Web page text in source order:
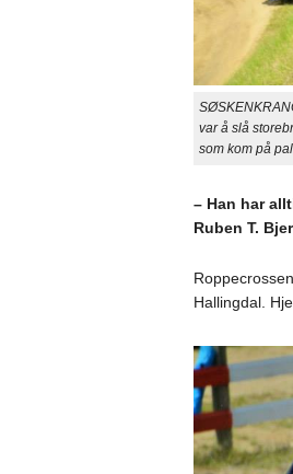
var å slå
som kom på
– Han har
Ruben T.
Hallingdal.